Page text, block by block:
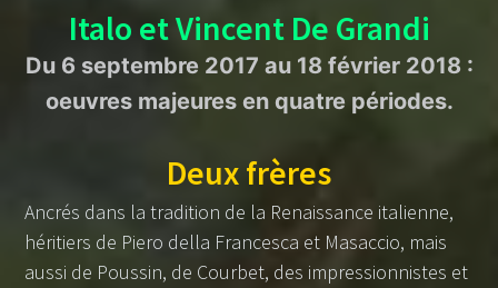
Italo et Vincent De Grandi
Du 6 septembre 2017 au 18 février 2018 :
oeuvres majeures en quatre périodes.
Deux frères
Ancrés dans la tradition de la Renaissance italienne,
héritiers de Piero della Francesca et Masaccio, mais
aussi de Poussin, de Courbet, des impressionnistes et